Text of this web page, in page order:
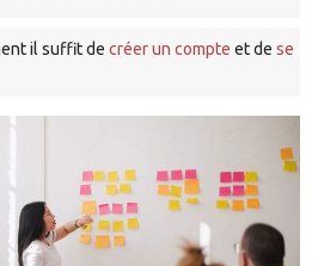
il suffit de créer un compte et de se